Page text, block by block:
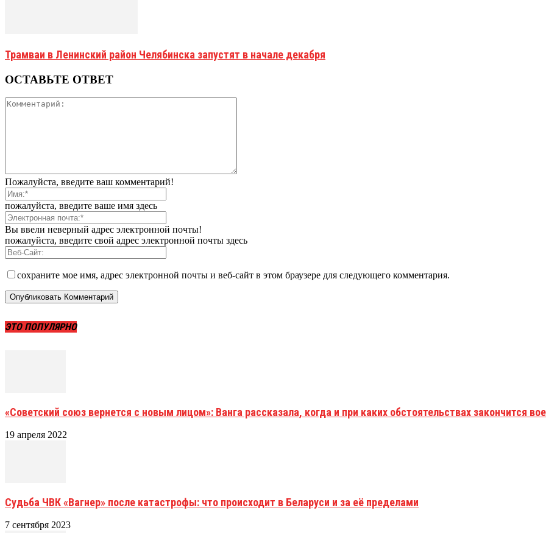
Трамваи в Ленинский район Челябинска запустят в начале декабря
ОСТАВЬТЕ ОТВЕТ
Пожалуйста, введите ваш комментарий!
пожалуйста, введите ваше имя здесь
Вы ввели неверный адрес электронной почты!
пожалуйста, введите свой адрес электронной почты здесь
сохраните мое имя, адрес электронной почты и веб-сайт в этом браузере для следующего комментария.
ЭТО ПОПУЛЯРНО
«Советский союз вернется с новым лицом»: Ванга рассказала, когда и при каких обстоятельствах закончится
19 апреля 2022
Судьба ЧВК «Вагнер» после катастрофы: что происходит в Беларуси и за её пределами
7 сентября 2023